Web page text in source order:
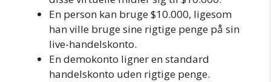
En person kan bruge $10.000, ligesom
han ville bruge sine rigtige penge på sin
live-handelskonto.
En demokonto ligner en standard
handelskonto uden rigtige penge.